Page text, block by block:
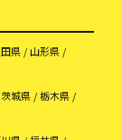
県
山形県
茨城県
栃木県